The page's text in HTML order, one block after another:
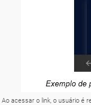
Ao acessar o link, o usuário é